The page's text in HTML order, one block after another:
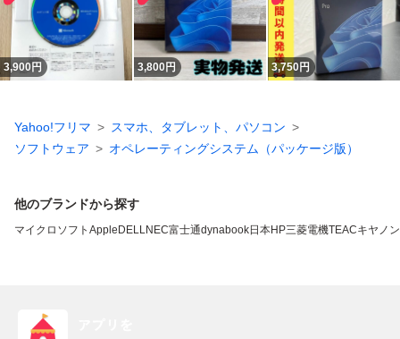
3,900 円 3,800円 3,750円
Yahoo!フリマ
スマホ、タブレット、パソコン
ソフトウェア
オペレーティングシステム（パッケージ版）
他のブランドから探す
マイクロソフト Apple DELLNEC富士通dynabook日本HP三菱電機TEACキヤノン